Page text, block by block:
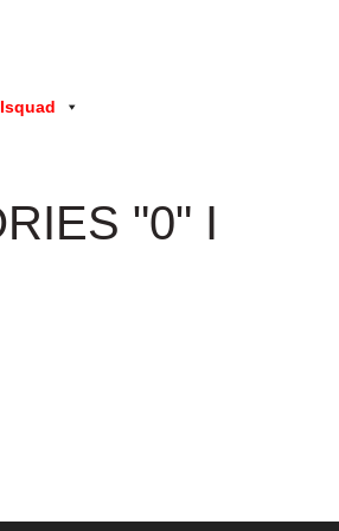
Isquad
"0" I